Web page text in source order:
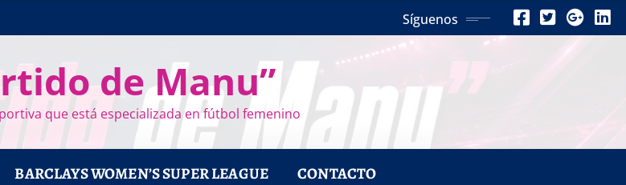
Síguenos
de Manu”
que está especializada en fútbol femenino
BARCLAYS WOMEN’S SUPER LEAGUE CONTACTO